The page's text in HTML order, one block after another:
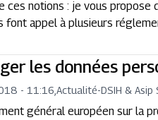
ces notions : je vous
font appel à plusieurs
les données
- 11:16 ,Actualité-DSIH & Asip
général européen sur la